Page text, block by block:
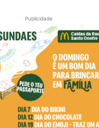
Publicidade